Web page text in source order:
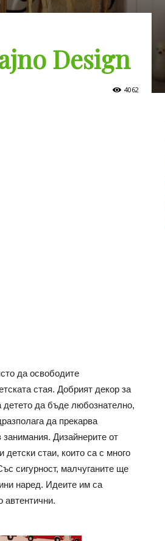
Design
4062
да освободите
стая. Добрият декор за
детето да бъде любознателно,
да прекарва
Дизайнерите от
детски стаи, които са с много
сигурност, малчуганите ще
наред. Идеите им са
автентични.